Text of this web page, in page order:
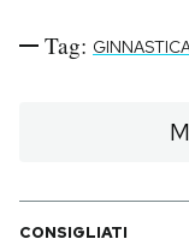
Tag:
CONSIGLIATI